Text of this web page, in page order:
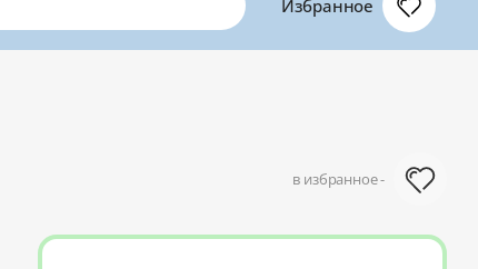
Избранное
в избранное -